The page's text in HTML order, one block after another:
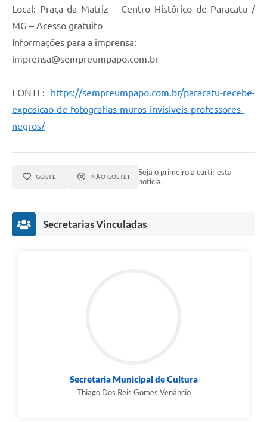
Local: Praça da Matriz – Centro Histórico de Paracatu /
MG – Acesso gratuito
Informações para a imprensa:
imprensa@sempreumpapo.com.br
FONTE: https://sempreumpapo.com.br/paracatu-recebe-
exposicao-de-fotografias-muros-invisiveis-professores-
negros/
GOSTEI NÃO GOSTEI
Seja o primeiro a curtir esta
notícia.
Secretarias Vinculadas
Secretaria Municipal de Cultura
Thiago Dos Reis Gomes Venâncio